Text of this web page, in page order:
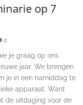
op 7
0
je graag op ons
jaar. We brengen
je in een namiddag te
apparaat. Want
de uitdaging voor de